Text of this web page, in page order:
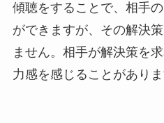
傾聴をすることで、相手
ができますが、その解決
ません。相手が解決策を
力感を感じることがありま